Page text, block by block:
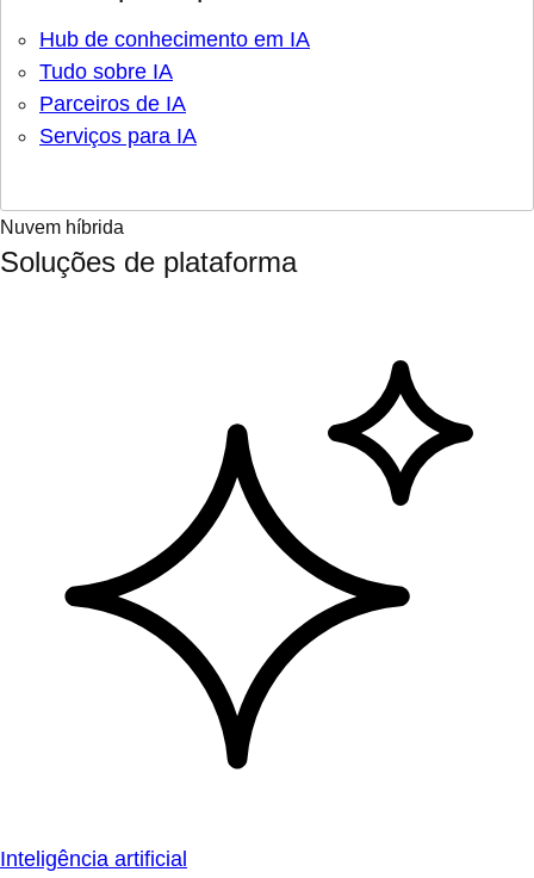
Hub de conhecimento em IA
Tudo sobre IA
Parceiros de IA
Serviços para IA
Nuvem híbrida
Soluções de plataforma
Inteligência artificial